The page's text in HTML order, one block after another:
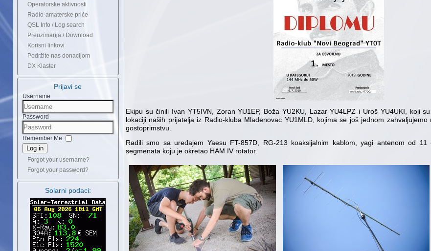
Operatorske aktivnosti
Radio-amaterske priče
QSL Info / Log search
Preuzimanja / Download
Korisni linkovi
Podržite nas donacijom
DX Klaster
Prijavi se
Username
Password
Remember Me
Log in
Forgot your username?
Forgot your password?
Solarni podaci:
Ekipu su činili Ivan YT5IVN, Zoran YU1EP, Boža YU2KU, Lazar YU4LPZ i Uroš YU4UKI, koji
lokaciji naših prijatelja iz Radio-kluba Mladenovac YU1MLD, kojima se još jednom
gostoprimstvu.
Radili smo sa uređajem Yaesu FT-857D, RG-213 koaksijalnim kablom, yagi antenom od
segmenata koju je okretao HAM IV rotator.